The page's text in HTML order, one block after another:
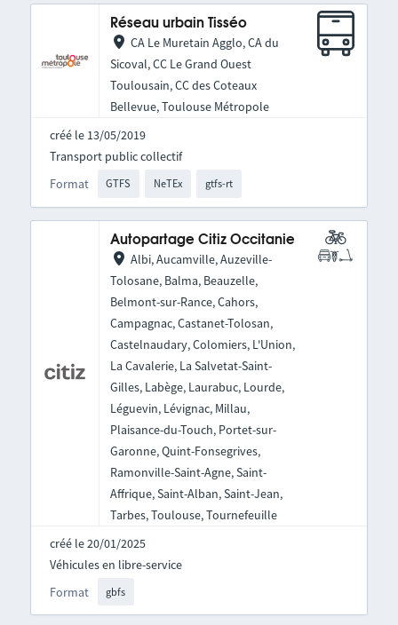
Réseau urbain Tisséo
CA Le Muretain Agglo, CA du
Sicoval, CC Le Grand Ouest
Toulousain, CC des Coteaux
Bellevue, Toulouse Métropole
créé le 13/05/2019
Format GTFS NeTEx gtfs-rt
Transport public collectif
Autopartage Citiz Occitanie
Albi, Aucamville, Auzeville-
Tolosane, Balma, Beauzelle,
Belmont-sur-Rance, Cahors,
Campagnac, Castanet-Tolosan,
Castelnaudary, Colomiers, L'Union,
La Cavalerie, La Salvetat-Saint-
Gilles, Labège, Laurabuc, Lourde,
Léguevin, Lévignac, Millau,
Plaisance-du-Touch, Portet-sur-
Garonne, Quint-Fonsegrives,
Ramonville-Saint-Agne, Saint-
Affrique, Saint-Alban, Saint-Jean,
Tarbes, Toulouse, Tournefeuille
créé le 20/01/2025
Format gbfs
Véhicules en libre-service